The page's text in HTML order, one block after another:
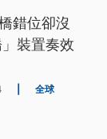
錯位卻沒
裝置奏效
全球